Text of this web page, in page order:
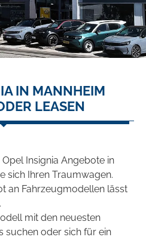
IN MANNHEIM
LEASEN
Insignia Angebote in
sich Ihren Traumwagen.
an Fahrzeugmodellen lässt
mit den neuesten
suchen oder sich für ein